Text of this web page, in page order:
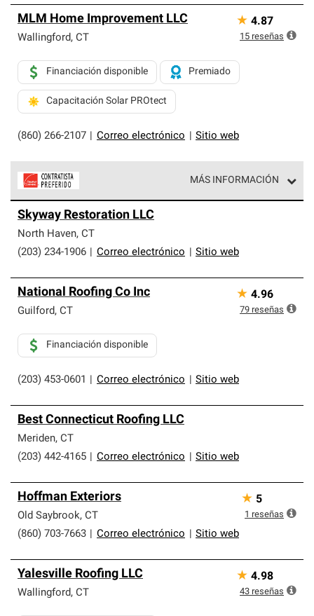
MLM Home Improvement LLC
Wallingford, CT
(860) 266-2107 Correo electrónico Sitio web
Financiación disponible Premiado
Capacitación Solar PROtect
★ 4.87
15 reseñas
MÁS INFORMACIÓN
parte de una red exclusiva de profesionales de techos
que cumplen con altos estándares y requisitos estrictos
de profesionalismo y confiabilidad.
Skyway Restoration LLC
North Haven, CT
(203) 234-1906
Correo electrónico Sitio web
National Roofing Co Inc
Guilford, CT
(203) 453-0601 Correo electrónico Sitio web
Financiación disponible
★ 4.96
79 reseñas
Best Connecticut Roofing LLC
Meriden, CT
(203) 442-4165
Correo electrónico Sitio web
Hoffman Exteriors
Old Saybrook, CT
(860) 703-7663
Correo electrónico Sitio web
★ 5
1 reseñas
Yalesville Roofing LLC
Wallingford, CT
★ 4.98
43 reseñas